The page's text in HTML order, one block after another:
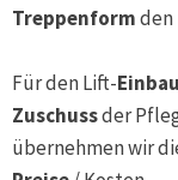
Treppenformden
Für den Lift-Einbau
Zuschussder
übernehmen wir